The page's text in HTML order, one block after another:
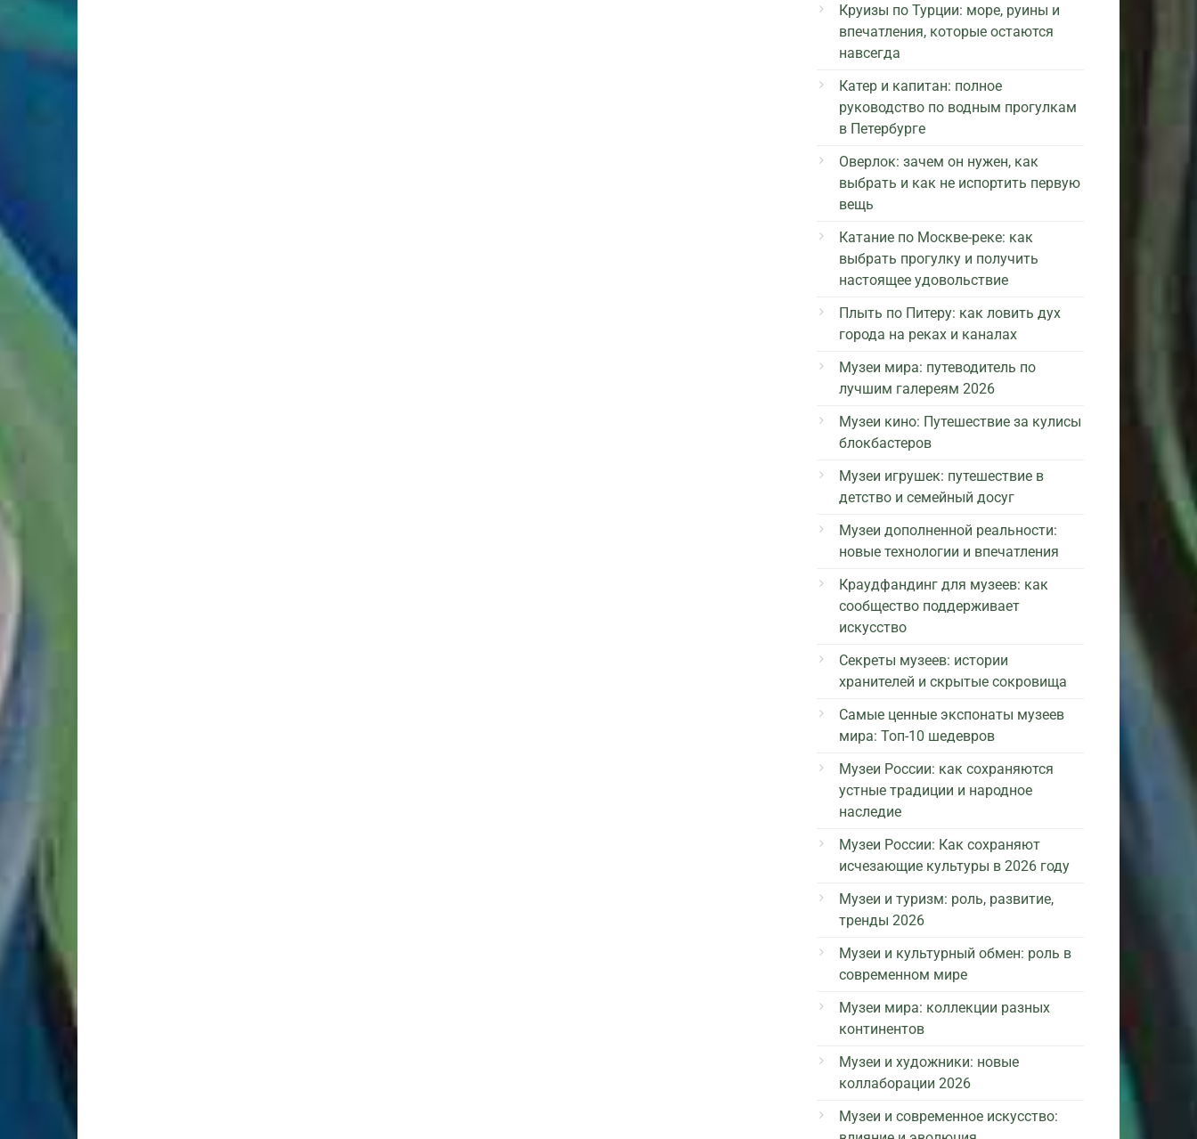
Круизы по Турции: море, руины и
впечатления, которые остаются
навсегда
Катер и капитан: полное
руководство по водным прогулкам
в Петербурге
Оверлок: зачем он нужен, как
выбрать и как не испортить первую
вещь
Катание по Москве-реке: как
выбрать прогулку и получить
настоящее удовольствие
Плыть по Питеру: как ловить дух
города на реках и каналах
Музеи мира: путеводитель по
лучшим галереям 2026
Музеи кино: Путешествие за кулисы
блокбастеров
Музеи игрушек: путешествие в
детство и семейный досуг
Музеи дополненной реальности:
новые технологии и впечатления
Краудфандинг для музеев: как
сообщество поддерживает
искусство
Секреты музеев: истории
хранителей и скрытые сокровища
Самые ценные экспонаты музеев
мира: Топ-10 шедевров
Музеи России: как сохраняются
устные традиции и народное
наследие
Музеи России: Как сохраняют
исчезающие культуры в 2026 году
Музеи и туризм: роль, развитие,
тренды 2026
Музеи и культурный обмен: роль в
современном мире
Музеи мира: коллекции разных
континентов
Музеи и художники: новые
коллаборации 2026
Музеи и современное искусство: